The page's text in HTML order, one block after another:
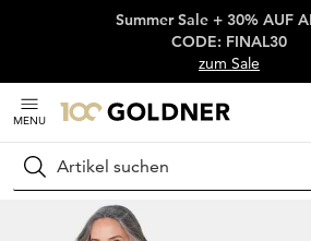
Überspringe Navigation, direkt zum
Summer Sale + 30% AUF
CODE: FINAL30
zum Sale
MENU
Suchen
Startseite Damenmode